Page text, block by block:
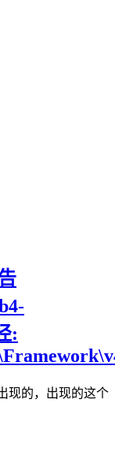
:
现的，出现的这个